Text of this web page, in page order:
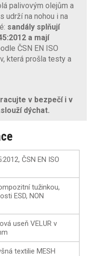
palivovým olejům a
udrží na nohou i na
sandály splňují
a mají
ČSN EN ISO
která prošla testy a
v bezpečí i v
dýchat.
ČSN EN ISO
tužinkou,
ESD, NON
useň VELUR v
textilie MESH